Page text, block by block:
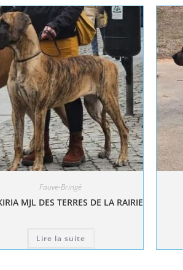
Fauve-Bringé
MJL DES TERRES DE LA RAIRIE
Lire la suite